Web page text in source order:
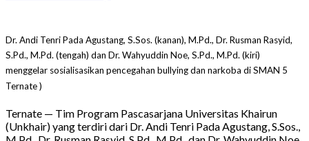
Dr. Andi Tenri Pada Agustang, S.Sos. (kanan), M.Pd., Dr. Rusman Rasyid,
S.Pd., M.Pd. (tengah) dan Dr. Wahyuddin Noe, S.Pd., M.Pd. (kiri)
menggelar sosialisasikan pencegahan bullying dan narkoba di SMAN 5
Ternate )
Ternate — Tim Program Pascasarjana Universitas Khairun
(Unkhair) yang terdiri dari Dr. Andi Tenri Pada Agustang, S.Sos.,